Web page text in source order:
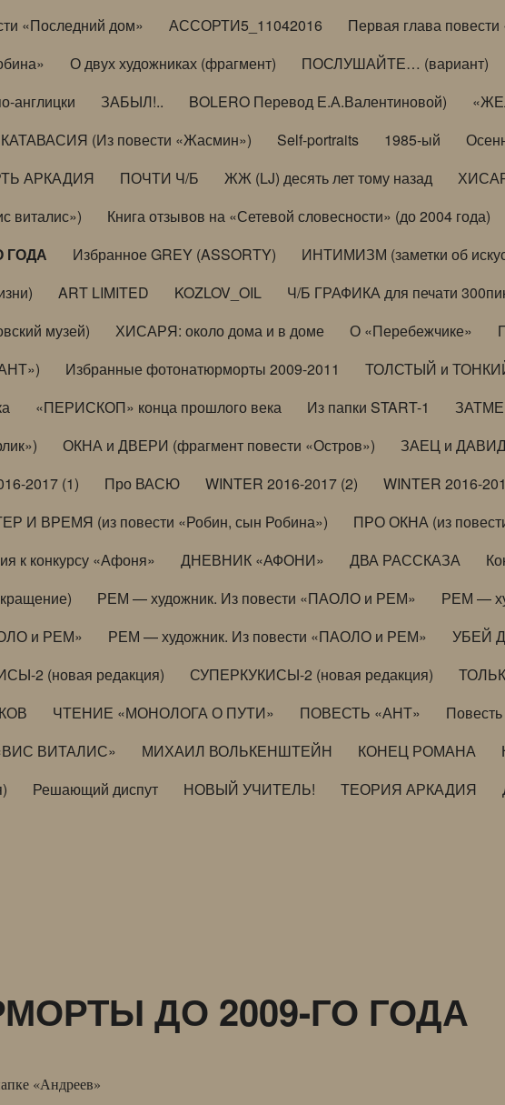
«Последний дом» АССОРТИ5_11042016
Первая глава
О двух художниках (фрагмент)
ПОСЛУШАЙТЕ… (вариант)
англицки ЗАБЫЛ!.. BOLERO Перевод Е.А.Валентиновой)
КАТАВАСИЯ (Из повести «Жасмин») Self-portraits 1985-ый
АРКАДИЯ ПОЧТИ Ч/Б ЖЖ (LJ) десять лет тому назад
виталис»)
Книга отзывов на «Сетевой словесности» (до 2004 года)
ГОДА
Избранное GREY (ASSORTY)
ИНТИМИЗМ (заметки об
ART LIMITED KOZLOV_OIL
Ч/Б ГРАФИКА для печати
музей)
ХИСАРЯ: около дома и в доме О «Перебежчике»
Избранные фотонатюрморты 2009-2011
ТОЛСТЫЙ и ТОНКИЙ
«ПЕРИСКОП» конца прошлого века Из папки START-1
ОКНА и ДВЕРИ (фрагмент повести «Остров»)
ЗАЕЦ и ДАВИД
2017 (1) Про ВАСЮ WINTER 2016-2017 (2)
WINTER 2016-
И ВРЕМЯ (из повести «Робин, сын Робина»)
ПРО ОКНА (из
к конкурсу «Афоня» ДНЕВНИК «АФОНИ» ДВА РАССКАЗА
РЕМ — художник. Из повести «ПАОЛО и РЕМ»
РЕМ —
и РЕМ»
РЕМ — художник. Из повести «ПАОЛО и РЕМ»
УБЕЙ
2 (новая редакция) СУПЕРКУКИСЫ-2 (новая редакция)
ЧТЕНИЕ «МОНОЛОГА О ПУТИ» ПОВЕСТЬ «АНТ»
ВИТАЛИС»
МИХАИЛ ВОЛЬКЕНШТЕЙН КОНЕЦ РОМАНА
Решающий диспут НОВЫЙ УЧИТЕЛЬ! ТЕОРИЯ АРКАДИЯ
ДО 2009-ГО ГОДА
«Андреев»